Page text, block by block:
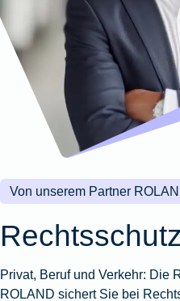
Wohnungsschutzbrief
Zur
Produktübersicht
Zur
Produktübersicht
Zur
Produktübersicht
Zur
Produktübersicht
Zur
Produktübersicht
Zur
Produktübersicht
Zur
Produktübersicht
Montageversicherung
Zur
Produktübersicht
Gruppenunfall für
Betriebe
Gruppenunfall für
Vereine
Produktübersicht
Kunstversicherung
Valorenversicherung
Zur
Von unserem Partner
Privat, Beruf und Verkehr: Die
ROLAND sichert Sie bei